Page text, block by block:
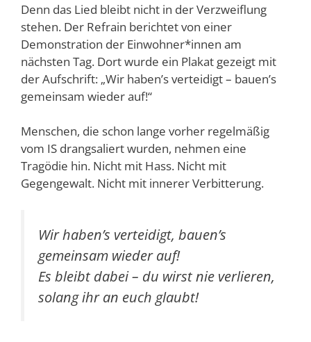
Denn das Lied bleibt nicht in der Verzweiflung
stehen. Der Refrain berichtet von einer
Demonstration der Einwohner*innen am
nächsten Tag. Dort wurde ein Plakat gezeigt mit
der Aufschrift: „Wir haben’s verteidigt – bauen’s
gemeinsam wieder auf!“
Menschen, die schon lange vorher regelmäßig
vom IS drangsaliert wurden, nehmen eine
Tragödie hin. Nicht mit Hass. Nicht mit
Gegengewalt. Nicht mit innerer Verbitterung.
Wir haben’s verteidigt, bauen’s
gemeinsam wieder auf!
Es bleibt dabei – du wirst nie verlieren,
solang ihr an euch glaubt!